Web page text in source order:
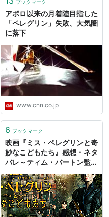
ブックマーク
アポロ以来の月着陸目指した
「ペレグリン」失敗、大気圏
に落下
www.cnn.co.jp
6 ブックマーク
映画『ミス・ペレグリンと奇
妙なこどもたち』感想・ネタ
バレ～ティム・バートン監督
と情熱のアイダ